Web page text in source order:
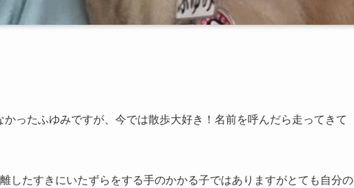
ったふゆみですが、今では散歩大好き！名前を呼んだら走ってきて
したすきにいたずらをする手のかかる子ではありますがとても自分の